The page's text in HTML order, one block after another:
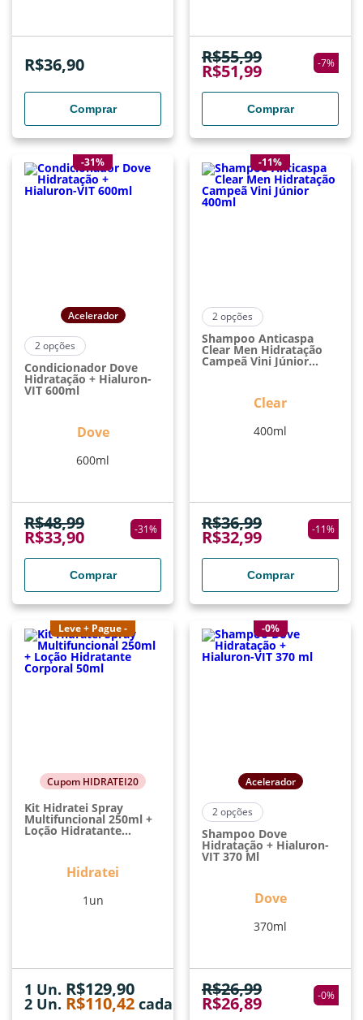
R$36,90
Comprar
R$55,99
R$51,99 -7%
Comprar
-31%
Acelerador
2opções
Condicionador Dove
Hidratação + Hialuron-
VIT 600ml
Dove
600ml
R$48,99
R$33,90 -31%
Comprar
-11%
2opções
Shampoo Anticaspa
Clear Men Hidratação
Campeã Vini Júnior
400ml
Clear
400ml
R$36,99
R$32,99 -11%
Comprar
Leve + Pague -
Cupom HIDRATEI20
Kit Hidratei Spray
Multifuncional 250ml +
Loção Hidratante
Corporal 50ml
Hidratei
1un
1 Un. R$129,90
2 Un. R$110,42 cada
-0%
Acelerador
2opções
Shampoo Dove
Hidratação + Hialuron-
VIT 370 Ml
Dove
370ml
R$26,99
R$26,89 -0%